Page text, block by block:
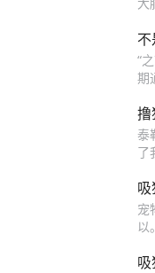
“
期
撸
泰
了
宠
以